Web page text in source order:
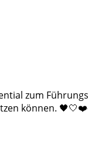
zum
können.